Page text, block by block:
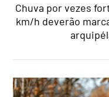
Chuva por vezes
km/h deverão